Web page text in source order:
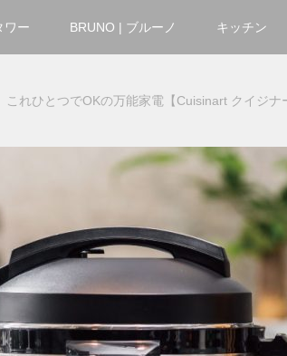
ワー BRUNO | ブルーノ キッチン
これひとつでOKの万能家電【Cuisinart クイジナ